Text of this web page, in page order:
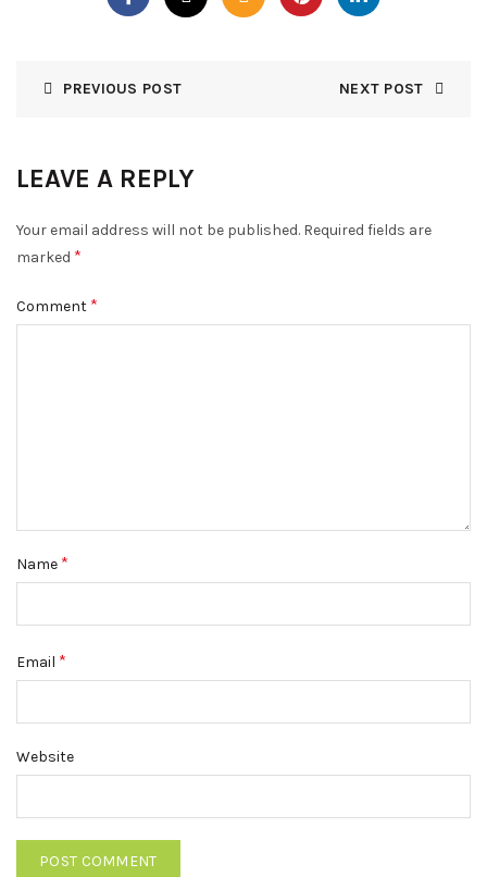
PREVIOUS POST NEXT POST
LEAVE A REPLY
Your email address will not be published. Required fields are
marked *
Comment *
Name *
Email *
Website